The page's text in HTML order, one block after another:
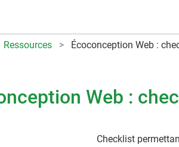
Ressources Écoconception Web :
Web :
Checklist